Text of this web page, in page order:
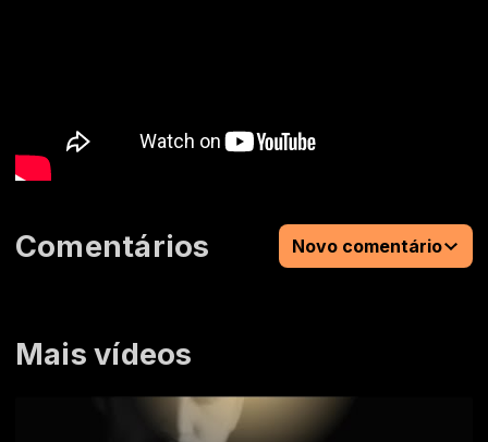
Mais vídeos
Comentários Novo comentário